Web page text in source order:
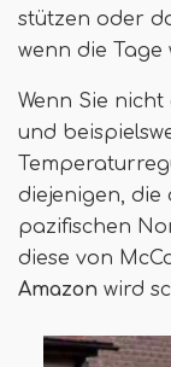
stützen oder
wenn die Tage
Wenn Sie
und
diejenigen, die
pazifischen
diese von
Amazon wird